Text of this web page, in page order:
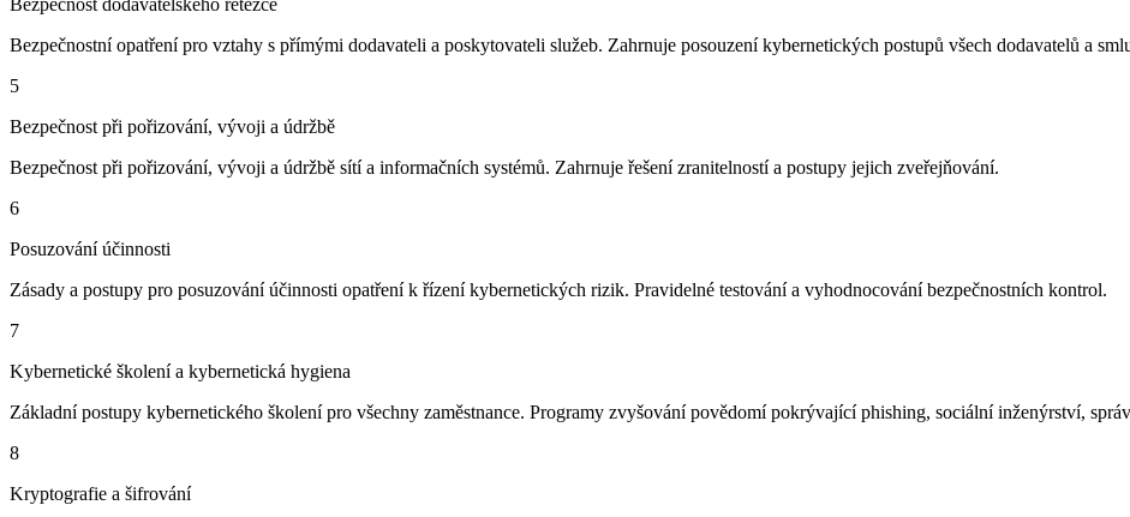
Bezpečnostní opatření pro vztahy s přímými dodavateli a poskytovateli služeb. Zahrnuje posouzení kybernetických postupů všech dodavatelů a
5
Bezpečnost při pořizování, vývoji a údržbě
Bezpečnost při pořizování, vývoji a údržbě sítí a informačních systémů. Zahrnuje řešení zranitelností a postupy jejich zveřejňování.
6
Posuzování účinnosti
Zásady a postupy pro posuzování účinnosti opatření k řízení kybernetických rizik. Pravidelné testování a vyhodnocování bezpečnostních kontrol.
7
Kybernetické školení a kybernetická hygiena
Základní postupy kybernetického školení pro všechny zaměstnance. Programy zvyšování povědomí pokrývající phishing, sociální inženýrství,
8
Kryptografie a šifrování